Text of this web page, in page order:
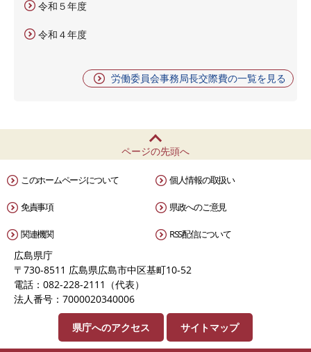
令和５年度
令和４年度
労働委員会事務局長交際費の一覧を見る
ページの先頭へ
このホームページについて 個人情報の取扱い
免責事項 県政へのご意見
関連機関 RSS配信について
広島県庁
〒730-8511 広島県広島市中区基町10-52
電話：082-228-2111（代表）
法人番号：7000020340006
県庁へのアクセス サイトマップ